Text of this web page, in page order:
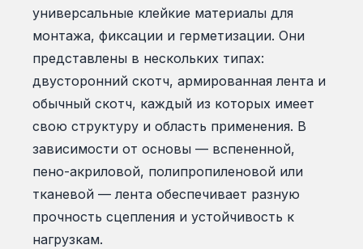
универсальные клейкие материалы для
монтажа, фиксации и герметизации. Они
представлены в нескольких типах:
двусторонний скотч, армированная лента и
обычный скотч, каждый из которых имеет
свою структуру и область применения. В
зависимости от основы — вспененной,
пено-акриловой, полипропиленовой или
тканевой — лента обеспечивает разную
прочность сцепления и устойчивость к
нагрузкам.